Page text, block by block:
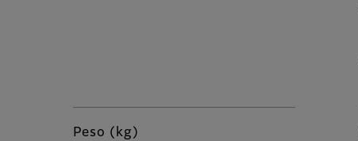
Peso (kg)